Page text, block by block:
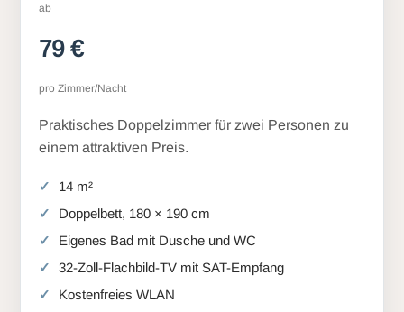
ab
79 €
pro Zimmer/Nacht
Praktisches Doppelzimmer für zwei Personen zu
einem attraktiven Preis.
14 m²
Doppelbett, 180 × 190 cm
Eigenes Bad mit Dusche und WC
32-Zoll-Flachbild-TV mit SAT-Empfang
Kostenfreies WLAN